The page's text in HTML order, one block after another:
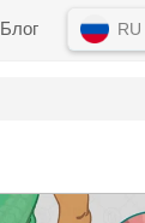
Блог RU